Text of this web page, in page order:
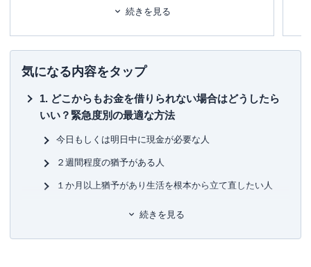
ノ演奏、甲子園を目指す長男の高校野球応援など。
カナヘイのピスケ＆うさぎグッズを大量コレクト中。
続きを見る
め
気になる内容をタップ
どこからもお金を借りられない場合はどうしたら
いい？緊急度別の最適な方法
今日もしくは明日中に現金が必要な人
２週間程度の猶予がある人
１か月以上猶予があり生活を根本から立て直したい人
どこからも借りられないけど今日～明日中に現金
続きを見る